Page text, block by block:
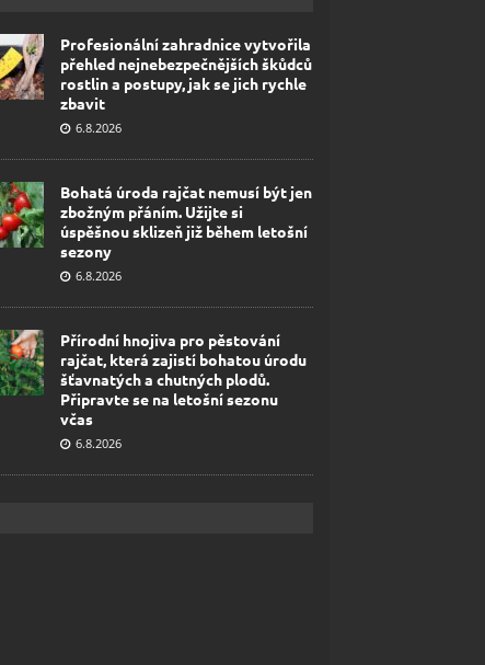
Profesionální zahradnice vytvořila
přehled nejnebezpečnějších škůdců
rostlin a postupy, jak se jich rychle
zbavit
6.8.2026
Bohatá úroda rajčat nemusí být jen
zbožným přáním. Užijte si
úspěšnou sklizeň již během letošní
sezony
6.8.2026
Přírodní hnojiva pro pěstování
rajčat, která zajistí bohatou úrodu
šťavnatých a chutných plodů.
Připravte se na letošní sezonu
včas
6.8.2026